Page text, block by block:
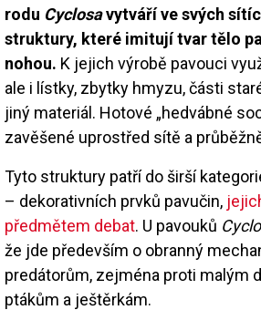
rodu Cyclosavytváří ve svých
struktury, které imitují tvar tělo
nohou. K jejich výrobě pavouci
ale i lístky, zbytky hmyzu, části
jiný materiál. Hotové „hedvábné
zavěšené uprostřed sítě a
Tyto struktury patří do širší
– dekorativních prvků pavučin,
předmětem debat. U pavouků
že jde především o obranný
predátorům, zejména proti malým
ptákům a ještěrkám.